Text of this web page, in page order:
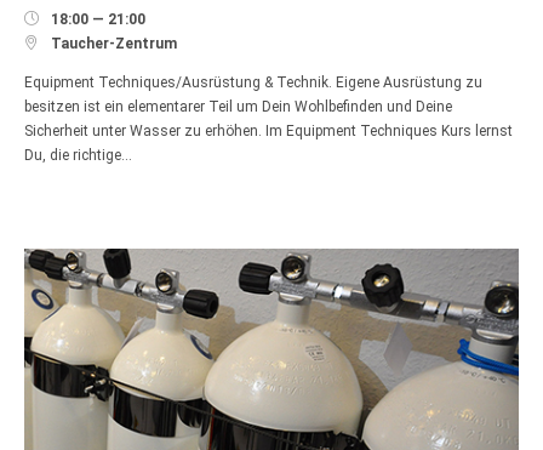
 18:00 — 21:00
 Taucher-Zentrum
Equipment Techniques/Ausrüstung & Technik. Eigene Ausrüstung zu
besitzen ist ein elementarer Teil um Dein Wohlbefinden und Deine
Sicherheit unter Wasser zu erhöhen. Im Equipment Techniques Kurs lernst
Du, die richtige…